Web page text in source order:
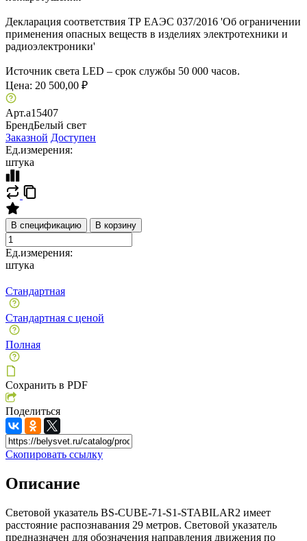
Декларация соответствия ТР ЕАЭС 037/2016 'Об ограничении
применения опасных веществ в изделиях электротехники и
радиоэлектроники'
Источник света LED – срок службы 50 000 часов.
Цена: 20 500,00 ₽
Арт.a15407
БрендБелый свет
Заказной Доступен
Ед.измерения:
штука
В спецификацию В корзину
Ед.измерения:
штука
Стандартная
Стандартная с ценой
Полная
Сохранить в PDF
Поделиться
Скопировать ссылку
Описание
Световой указатель BS-CUBE-71-S1-STABILAR2 имеет
расстояние распознавания 29 метров. Световой указатель
предназначен для обозначения направления движения по